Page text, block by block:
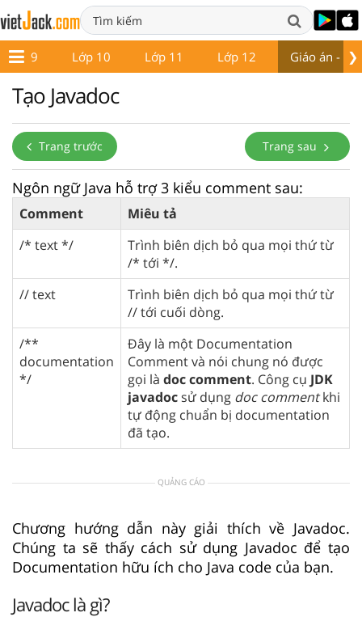
❯
Lớp 9 Lớp 10 Lớp 11 Lớp 12 Giáo án -
Tạo Javadoc
Trang trước Trang sau
Ngôn ngữ Java hỗ trợ 3 kiểu comment sau:
Comment
Miêu tả
/* text */
Trình biên dịch bỏ qua mọi thứ từ
/* tới */.
// text
Trình biên dịch bỏ qua mọi thứ từ
// tới cuối dòng.
/**
documentation
*/
Đây là một Documentation
Comment và nói chung nó được
gọi là doc comment. Công cụ JDK
javadocsử dụng doc commentkhi
tự động chuẩn bị documentation
đã tạo.
QUẢNG CÁO
Chương hướng dẫn này giải thích về Javadoc.
Chúng ta sẽ thấy cách sử dụng Javadoc để tạo
Documentation hữu ích cho Java code của bạn.
Javadoc là gì?